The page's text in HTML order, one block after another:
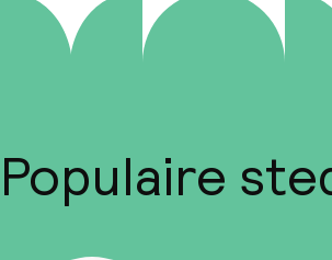
Populaire